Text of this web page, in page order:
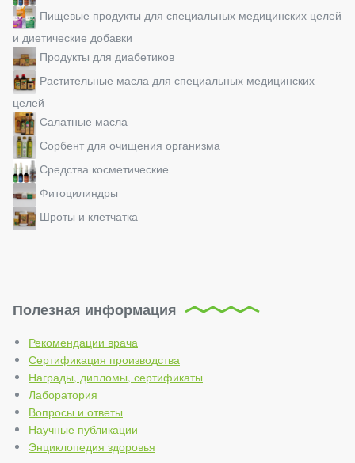
Пищевые продукты для специальных медицинских целей
и диетические добавки
Продукты для диабетиков
Растительные масла для специальных медицинских
целей
Салатные масла
Сорбент для очищения организма
Средства косметические
Фитоцилиндры
Шроты и клетчатка
Полезная информация
Рекомендации врача
Сертификация производства
Награды, дипломы, сертификаты
Лаборатория
Вопросы и ответы
Научные публикации
Энциклопедия здоровья